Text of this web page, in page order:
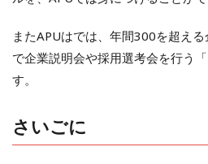
またAPUはでは、年間300を超え
で企業説明会や採用選考会を行う
す。
さいごに